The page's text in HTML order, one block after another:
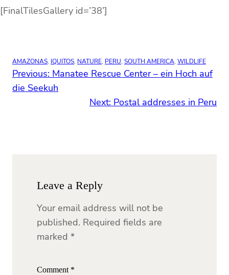
[FinalTilesGallery id=’38’]
AMAZONAS, IQUITOS, NATURE, PERU, SOUTH AMERICA, WILDLIFE
Previous: Manatee Rescue Center – ein Hoch auf
die Seekuh
Next: Postal addresses in Peru
Leave a Reply
Your email address will not be
published. Required fields are
marked *
Comment *